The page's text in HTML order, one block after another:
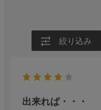
絞り込み
出来れば・・・